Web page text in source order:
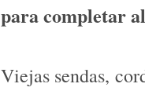
para completar
Viejas sendas,